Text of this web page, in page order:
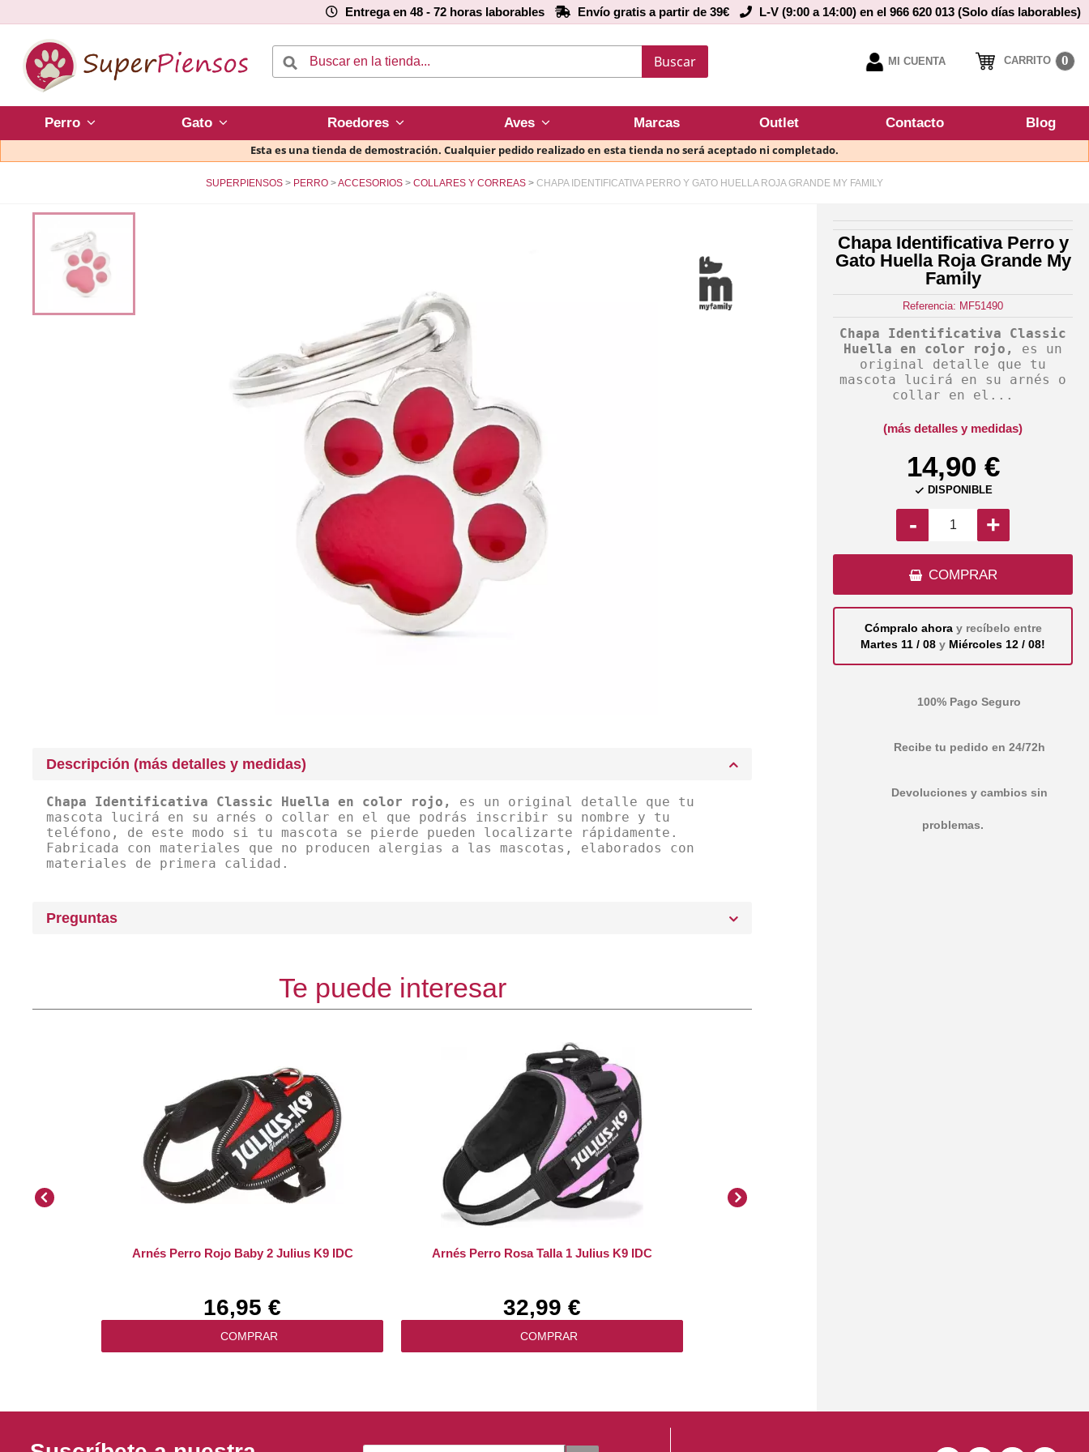
Entrega en 48 - 72 horas laborables Envío gratis a partir de 39€ L-V (9:00 a 14:00) en el 966 620 013 (Solo días laborables)
Buscar MI CUENTA CARRITO 0
Perro Gato Roedores Aves Marcas Outlet Contacto Blog
Esta es una tienda de demostración. Cualquier pedido realizado en esta tienda no será aceptado ni completado.
SUPERPIENSOS PERRO ACCESORIOS COLLARES Y CORREAS CHAPA IDENTIFICATIVA PERRO Y GATO HUELLA ROJA GRANDE MY FAMILY
Chapa Identificativa Perro y
Gato Huella Roja Grande My
Family
Referencia: MF51490
Chapa Identificativa Classic
Huella en color rojo,
es un
original detalle que tu
mascota lucirá en su arnés o
collar en el...
(más detalles y medidas)
14,90 €
 DISPONIBLE
- +
COMPRAR
Cómpralo ahora y recíbelo entre
Martes 11 / 08 y Miércoles 12 / 08!
100% Pago Seguro
Recibe tu pedido en 24/72h
Devoluciones y cambios sin
problemas.
Descripción (más detalles y medidas)
Chapa Identificativa Classic Huella en color rojo,
es un original detalle que tu
mascota lucirá en su arnés o collar en el que podrás inscribir su nombre y tu
teléfono, de este modo si tu mascota se pierde pueden localizarte rápidamente.
Fabricada con materiales que no producen alergias a las mascotas, elaborados con
materiales de primera calidad.
Preguntas
Te puede interesar
Arnés Perro Rojo Baby 2 Julius K9 IDC
16,95 €
COMPRAR
Arnés Perro Rosa Talla 1 Julius K9 IDC
32,99 €
COMPRAR